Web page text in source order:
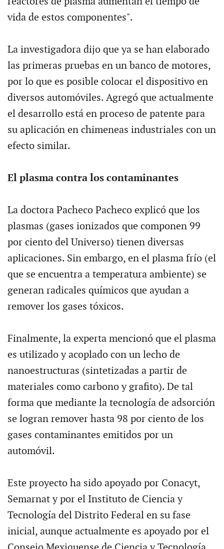
vida de estos componentes".
La investigadora dijo que ya se han elaborado
las primeras pruebas en un banco de motores,
por lo que es posible colocar el dispositivo en
diversos automóviles. Agregó que actualmente
el desarrollo está en proceso de patente para
su aplicación en chimeneas industriales con un
efecto similar.
El plasma contra los contaminantes
La doctora Pacheco Pacheco explicó que los
plasmas (gases ionizados que componen 99
por ciento del Universo) tienen diversas
aplicaciones. Sin embargo, en el plasma frío (el
que se encuentra a temperatura ambiente) se
generan radicales químicos que ayudan a
remover los gases tóxicos.
Finalmente, la experta mencionó que el plasma
es utilizado y acoplado con un lecho de
nanoestructuras (sintetizadas a partir de
materiales como carbono y grafito). De tal
forma que mediante la tecnología de adsorción
se logran remover hasta 98 por ciento de los
gases contaminantes emitidos por un
automóvil.
Este proyecto ha sido apoyado por Conacyt,
Semarnat y por el Instituto de Ciencia y
Tecnología del Distrito Federal en su fase
inicial, aunque actualmente es apoyado por el